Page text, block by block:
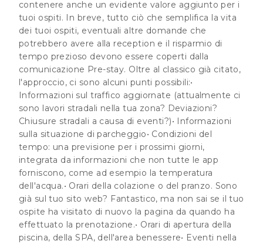
contenere anche un evidente valore aggiunto per i
tuoi ospiti. In breve, tutto ciò che semplifica la vita
dei tuoi ospiti, eventuali altre domande che
potrebbero avere alla reception e il risparmio di
tempo prezioso devono essere coperti dalla
comunicazione Pre-stay. Oltre al classico già citato,
l'approccio, ci sono alcuni punti possibili:•
Informazioni sul traffico aggiornate (attualmente ci
sono lavori stradali nella tua zona? Deviazioni?
Chiusure stradali a causa di eventi?)• Informazioni
sulla situazione di parcheggio• Condizioni del
tempo: una previsione per i prossimi giorni,
integrata da informazioni che non tutte le app
forniscono, come ad esempio la temperatura
dell'acqua.• Orari della colazione o del pranzo. Sono
già sul tuo sito web? Fantastico, ma non sai se il tuo
ospite ha visitato di nuovo la pagina da quando ha
effettuato la prenotazione.• Orari di apertura della
piscina, della SPA, dell'area benessere• Eventi nella